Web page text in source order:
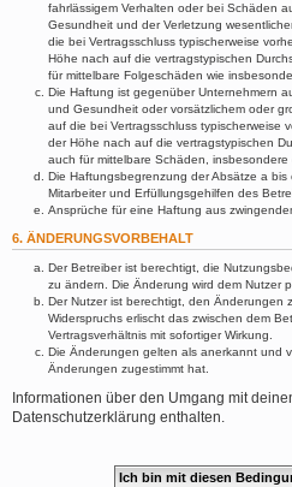
fahrlässigem Verhalten oder bei Schäden
Gesundheit und der Verletzung
die bei Vertragsschluss typischerweise
Höhe nach auf die vertragstypischen
für mittelbare Folgeschäden wie
Die Haftung ist gegenüber Unternehmern
und Gesundheit oder vorsätzlichem oder
auf die bei Vertragsschluss typischerweise
der Höhe nach auf die vertragstypischen
auch für mittelbare Schäden, insbesondere
Die Haftungsbegrenzung der Absätze a
Mitarbeiter und Erfüllungsgehilfen des
Ansprüche für eine Haftung aus
6. ÄNDERUNGSVORBEHALT
Der Betreiber ist berechtigt, die
zu ändern. Die Änderung wird dem Nutzer
Der Nutzer ist berechtigt, den Änderungen
Widerspruchs erlischt das zwischen dem
Vertragsverhältnis mit sofortiger Wirkung.
Die Änderungen gelten als anerkannt und
Änderungen zugestimmt hat.
Informationen über den Umgang mit
Datenschutzerklärung enthalten.